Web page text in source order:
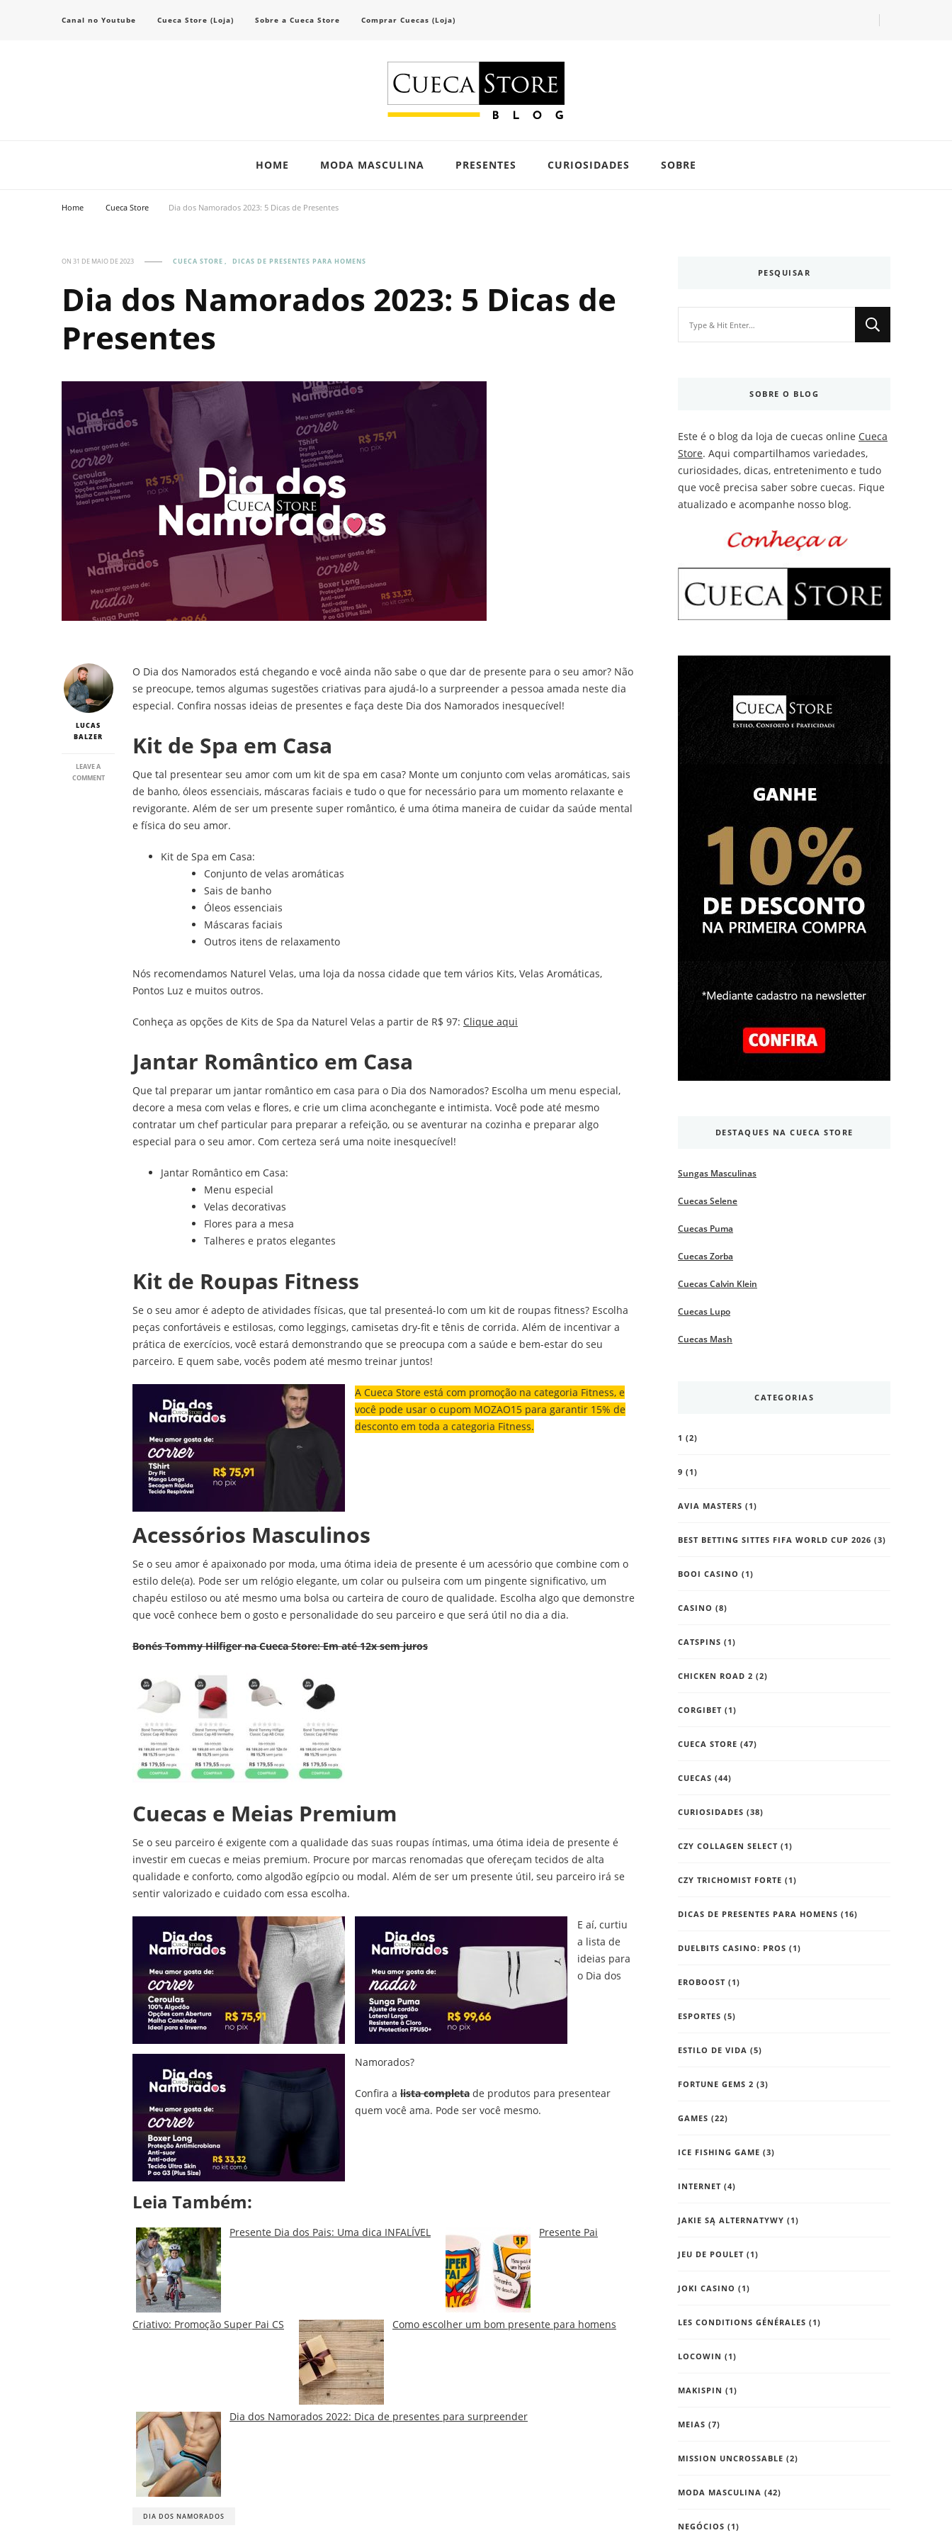
Canal no Youtube Cueca Store (Loja) Sobre a Cueca Store Comprar Cuecas (Loja)
HOME MODA MASCULINA PRESENTES CURIOSIDADES SOBRE
Home Cueca Store Dia dos Namorados 2023: 5 Dicas de Presentes
ON 31 DE MAIO DE 2023 CUECA STORE DICAS DE PRESENTES PARA HOMENS
Dia dos Namorados 2023: 5 Dicas de
Presentes
LUCAS
BALZER
LEAVE A
COMMENTON
NAMORADOS
O Dia dos Namorados está chegando e você ainda não sabe o que dar de presente para o seu amor? Não
se preocupe, temos algumas sugestões criativas para ajudá-lo a surpreender a pessoa amada neste dia
especial. Confira nossas ideias de presentes e faça deste Dia dos Namorados inesquecível!
Kit de Spa em Casa
Que tal presentear seu amor com um kit de spa em casa? Monte um conjunto com velas aromáticas, sais
de banho, óleos essenciais, máscaras faciais e tudo o que for necessário para um momento relaxante e
revigorante. Além de ser um presente super romântico, é uma ótima maneira de cuidar da saúde mental
e física do seu amor.
Kit de Spa em Casa:
Conjunto de velas aromáticas
Sais de banho
Óleos essenciais
Máscaras faciais
Outros itens de relaxamento
Nós recomendamos Naturel Velas, uma loja da nossa cidade que tem vários Kits, Velas Aromáticas,
Pontos Luz e muitos outros.
Conheça as opções de Kits de Spa da Naturel Velas a partir de R$ 97: Clique aqui
Jantar Romântico em Casa
Que tal preparar um jantar romântico em casa para o Dia dos Namorados? Escolha um menu especial,
decore a mesa com velas e flores, e crie um clima aconchegante e intimista. Você pode até mesmo
contratar um chef particular para preparar a refeição, ou se aventurar na cozinha e preparar algo
especial para o seu amor. Com certeza será uma noite inesquecível!
Jantar Romântico em Casa:
Menu especial
Velas decorativas
Flores para a mesa
Talheres e pratos elegantes
Kit de Roupas Fitness
Se o seu amor é adepto de atividades físicas, que tal presenteá-lo com um kit de roupas fitness? Escolha
peças confortáveis e estilosas, como leggings, camisetas dry-fit e tênis de corrida. Além de incentivar a
prática de exercícios, você estará demonstrando que se preocupa com a saúde e bem-estar do seu
parceiro. E quem sabe, vocês podem até mesmo treinar juntos!
A Cueca Store está com promoção na categoria Fitness, e
você pode usar o cupom MOZAO15 para garantir 15% de
desconto em toda a categoria Fitness.
Acessórios Masculinos
Se o seu amor é apaixonado por moda, uma ótima ideia de presente é um acessório que combine com o
estilo dele(a). Pode ser um relógio elegante, um colar ou pulseira com um pingente significativo, um
chapéu estiloso ou até mesmo uma bolsa ou carteira de couro de qualidade. Escolha algo que demonstre
que você conhece bem o gosto e personalidade do seu parceiro e que será útil no dia a dia.
Bonés Tommy Hilfiger na Cueca Store: Em até 12x sem juros
Cuecas e Meias Premium
Se o seu parceiro é exigente com a qualidade das suas roupas íntimas, uma ótima ideia de presente é
investir em cuecas e meias premium. Procure por marcas renomadas que ofereçam tecidos de alta
qualidade e conforto, como algodão egípcio ou modal. Além de ser um presente útil, seu parceiro irá se
sentir valorizado e cuidado com essa escolha.
E aí, curtiu
a lista de
ideias para
o Dia dos
Namorados?
Confira a lista completa de produtos para presentear
quem você ama. Pode ser você mesmo.
Leia Também:
Presente Dia dos Pais: Uma dica INFALÍVEL Presente Pai
Criativo: Promoção Super Pai CS Como escolher um bom presente para homens
Dia dos Namorados 2022: Dica de presentes para surpreender
DIA DOS NAMORADOS
PESQUISAR
SOBRE O BLOG
Este é o blog da loja de cuecas online Cueca
Store. Aqui compartilhamos variedades,
curiosidades, dicas, entretenimento e tudo
que você precisa saber sobre cuecas. Fique
atualizado e acompanhe nosso blog.
DESTAQUES NA CUECA STORE
Sungas Masculinas
Cuecas Selene
Cuecas Puma
Cuecas Zorba
Cuecas Calvin Klein
Cuecas Lupo
Cuecas Mash
CATEGORIAS
1 (2)
9 (1)
AVIA MASTERS (1)
BEST BETTING SITTES FIFA WORLD CUP 2026 (3)
BOOI CASINO (1)
CASINO (8)
CATSPINS (1)
CHICKEN ROAD 2 (2)
CORGIBET (1)
CUECA STORE (47)
CUECAS (44)
CURIOSIDADES (38)
CZY COLLAGEN SELECT (1)
CZY TRICHOMIST FORTE (1)
DICAS DE PRESENTES PARA HOMENS (16)
DUELBITS CASINO: PROS (1)
EROBOOST (1)
ESPORTES (5)
ESTILO DE VIDA (5)
FORTUNE GEMS 2 (3)
GAMES (22)
ICE FISHING GAME (3)
INTERNET (4)
JAKIE SĄ ALTERNATYWY (1)
JEU DE POULET (1)
JOKI CASINO (1)
LES CONDITIONS GÉNÉRALES (1)
LOCOWIN (1)
MAKISPIN (1)
MEIAS (7)
MISSION UNCROSSABLE (2)
MODA MASCULINA (42)
NEGÓCIOS (1)